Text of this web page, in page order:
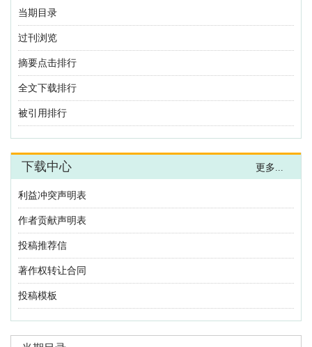
利益冲突声明表
作者贡献声明表
投稿推荐信
著作权转让合同
投稿模板